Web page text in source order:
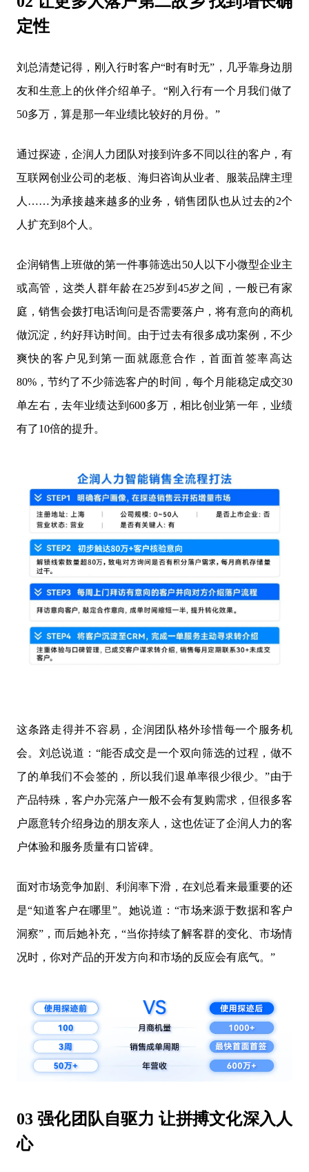
定性
刘总清楚记得，刚入行时客户“时有时无”，几乎靠身边朋
友和生意上的伙伴介绍单子。“刚入行有一个月我们做了
50多万，算是那一年业绩比较好的月份。”
通过探迹，企润人力团队对接到许多不同以往的客户，有
互联网创业公司的老板、海归咨询从业者、服装品牌主理
人……为承接越来越多的业务，销售团队也从过去的2个
人扩充到8个人。
企润销售上班做的第一件事筛选出50人以下小微型企业主
或高管，这类人群年龄在25岁到45岁之间，一般已有家
庭，销售会拨打电话询问是否需要落户，将有意向的商机
做沉淀，约好拜访时间。由于过去有很多成功案例，不少
爽快的客户见到第一面就愿意合作，首面首签率高达
80%，节约了不少筛选客户的时间，每个月能稳定成交30
单左右，去年业绩达到600多万，相比创业第一年，业绩
有了10倍的提升。
这条路走得并不容易，企润团队格外珍惜每一个服务机
会。刘总说道：“能否成交是一个双向筛选的过程，做不
了的单我们不会签的，所以我们退单率很少很少。”由于
产品特殊，客户办完落户一般不会有复购需求，但很多客
户愿意转介绍身边的朋友亲人，这也佐证了企润人力的客
户体验和服务质量有口皆碑。
面对市场竞争加剧、利润率下滑，在刘总看来最重要的还
是“知道客户在哪里”。她说道：“市场来源于数据和客户
洞察”，而后她补充，“当你持续了解客群的变化、市场情
况时，你对产品的开发方向和市场的反应会有底气。”
03 强化团队自驱力 让拼搏文化深入人
心